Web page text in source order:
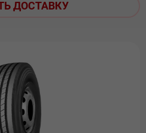
ДОСТАВКУ